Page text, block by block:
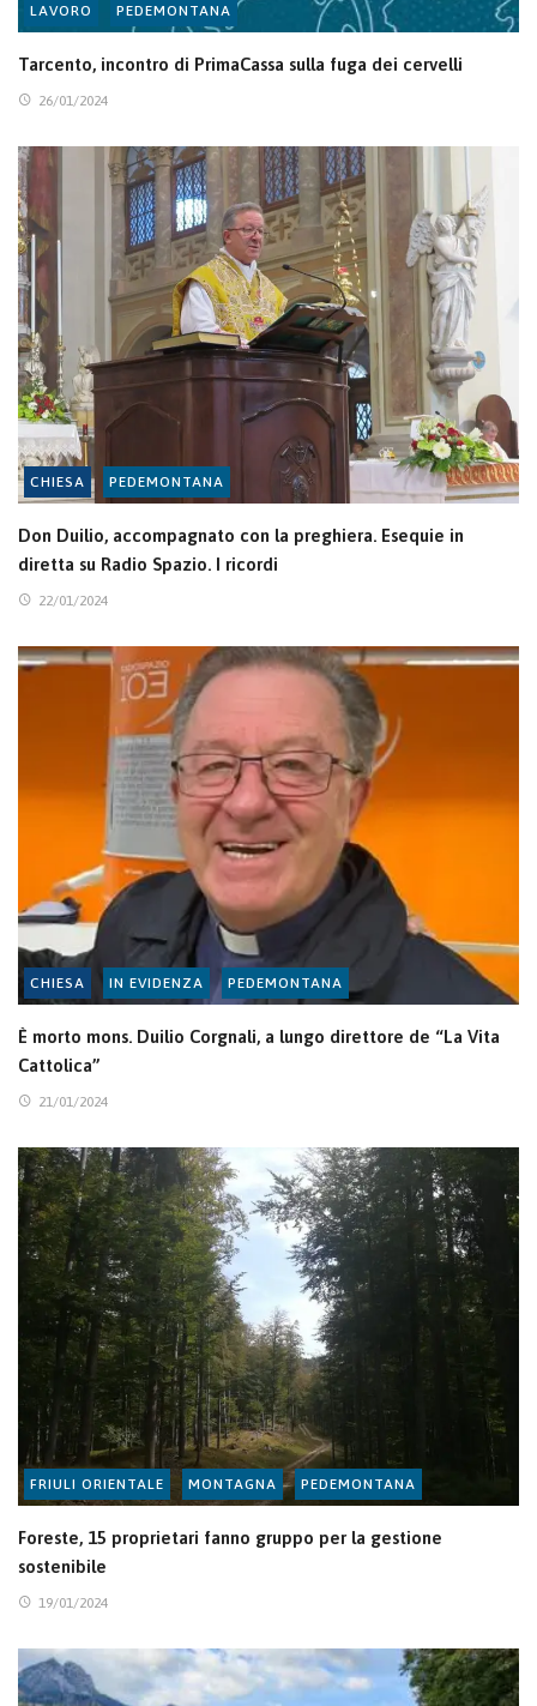
LAVORO PEDEMONTANA
Tarcento, incontro di PrimaCassa sulla fuga dei cervelli
26/01/2024
CHIESA PEDEMONTANA
Don Duilio, accompagnato con la preghiera. Esequie in
diretta su Radio Spazio. I ricordi
22/01/2024
CHIESA IN EVIDENZA PEDEMONTANA
È morto mons. Duilio Corgnali, a lungo direttore de “La Vita
Cattolica”
21/01/2024
FRIULI ORIENTALE MONTAGNA PEDEMONTANA
Foreste, 15 proprietari fanno gruppo per la gestione
sostenibile
19/01/2024